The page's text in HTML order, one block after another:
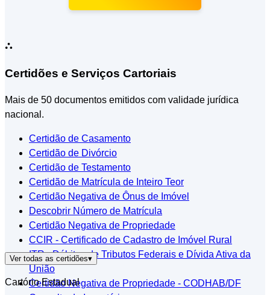
⛬
Certidões e Serviços Cartoriais
Mais de 50 documentos emitidos com validade jurídica
nacional.
Certidão de Casamento
Certidão de Divórcio
Certidão de Testamento
Certidão de Matrícula de Inteiro Teor
Certidão Negativa de Ônus de Imóvel
Descobrir Número de Matrícula
Certidão Negativa de Propriedade
CCIR - Certificado de Cadastro de Imóvel Rural
ITR - Débitos de Tributos Federais e Dívida Ativa da
União
Certidão Negativa de Propriedade - CODHAB/DF
Ver todas as certidões▾
Cartório Estadual